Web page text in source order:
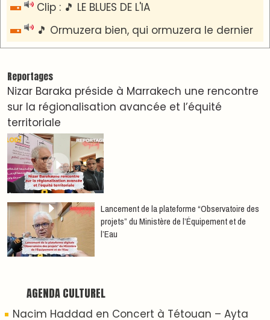
AGENDA CULTUREL
Nacim Haddad en Concert à Tétouan – Ayta
Nacim Haddad débarque à Tanger : Le Souffle
du Nord s'éveille !
Nacim Haddad Ayta World Tour à Rabat ( 4ème
date )
Hatim Ammor En Concert Exclusif à Tanger : Un
show Live Exceptionnel Cet été !
YASSAR présente son nouveau spectacle
"LAMHAYAB" à Rabat